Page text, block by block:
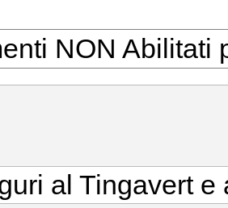
NON Abilitati
al Tingavert